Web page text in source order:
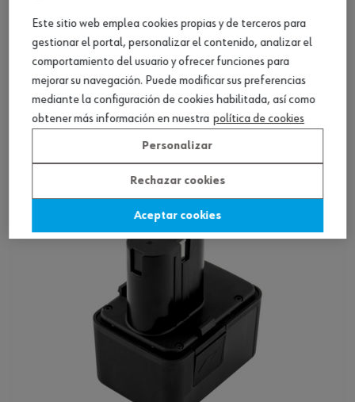
Batería, 18 voltios
Ver producto
Este sitio web emplea cookies propias y de terceros para
gestionar el portal, personalizar el contenido, analizar el
comportamiento del usuario y ofrecer funciones para
mejorar su navegación. Puede modificar sus preferencias
mediante la configuración de cookies habilitada, así como
obtener más información en nuestra política de cookies
Personalizar
Rechazar cookies
Aceptar cookies